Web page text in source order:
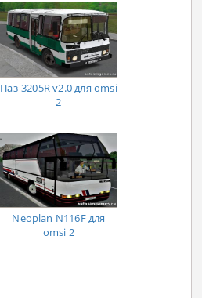
Паз-3205R v2.0 для omsi
2
Neoplan N116F для
omsi 2